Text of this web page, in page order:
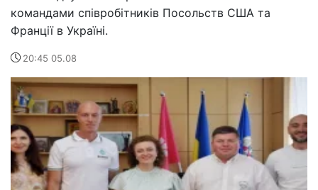
командами співробітників Посольств США та
Франції в Україні.
20:45 05.08